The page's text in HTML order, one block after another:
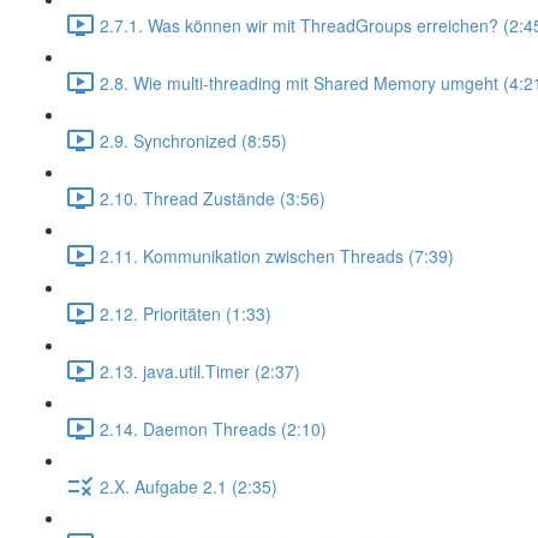
2.7.1. Was können wir mit ThreadGroups erreichen?
2.8. Wie multi-threading mit Shared Memory umgeht
2.9. Synchronized (8:55)
2.10. Thread Zustände (3:56)
2.11. Kommunikation zwischen Threads (7:39)
2.12. Prioritäten (1:33)
2.13. java.util.Timer (2:37)
2.14. Daemon Threads (2:10)
2.X. Aufgabe 2.1 (2:35)